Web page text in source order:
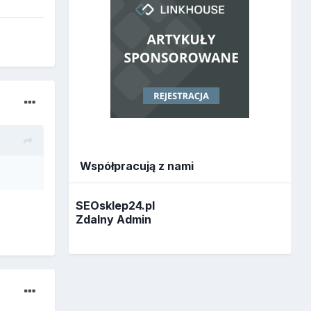
Współpracują z nami
SEOsklep24.pl
Zdalny Admin